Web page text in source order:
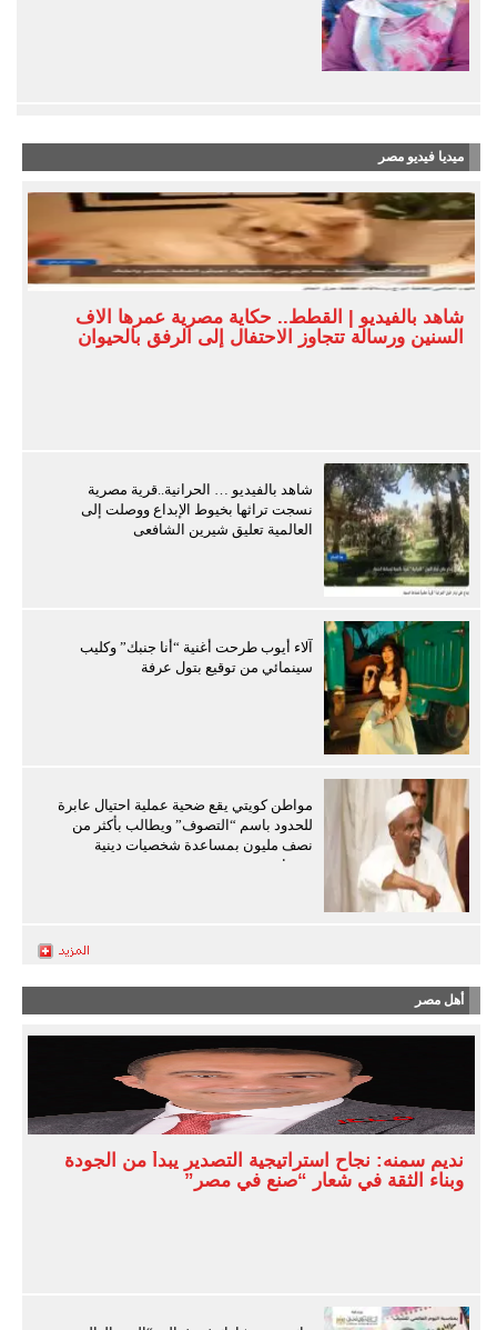
ميديا فيديو مصر
شاهد بالفيديو | القطط.. حكاية مصرية عمرها آلاف
السنين ورسالة تتجاوز الاحتفال إلى الرفق بالحيوان
شاهد بالفيديو … الحرانية..قرية مصرية
نسجت تراثها بخيوط الإبداع ووصلت إلى
العالمية تعليق شيرين الشافعى
آلاء أيوب طرحت أغنية “أنا جنبك” وكليب
سينمائي من توقيع بتول عرفة
مواطن كويتي يقع ضحية عملية احتيال عابرة
للحدود باسم “التصوف” ويطالب بأكثر من
نصف مليون بمساعدة شخصيات دينية
سودانية
أهل مصر
نديم سمنه: نجاح استراتيجية التصدير يبدأ من الجودة
وبناء الثقة في شعار “صنع في مصر”